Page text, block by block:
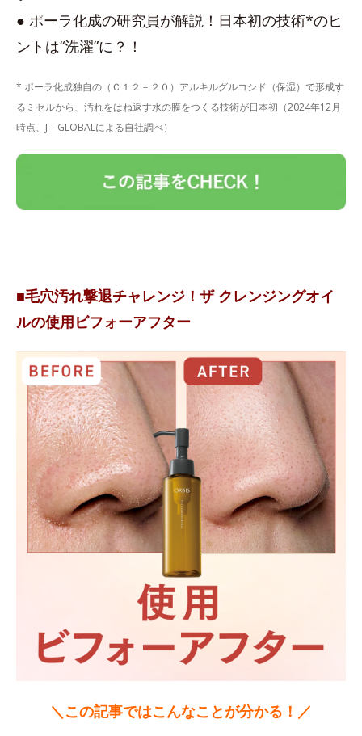
● ポーラ化成の研究員が解説！日本初の技術*のヒ
ントは“洗濯”に？！
* ポーラ化成独自の（Ｃ１２－２０）アルキルグルコシド（保湿）で形成す
るミセルから、汚れをはね返す水の膜をつくる技術が日本初（2024年12月
時点、J－GLOBALによる自社調べ）
■毛穴汚れ撃退チャレンジ！ザ クレンジングオイ
ルの使用ビフォーアフター
＼この記事ではこんなことが分かる！／